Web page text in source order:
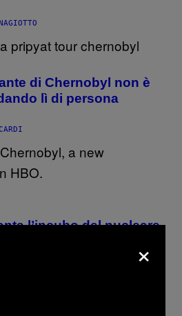
di Chernobyl non è
lì di persona
l’incubo del nucleare
di oggi
×